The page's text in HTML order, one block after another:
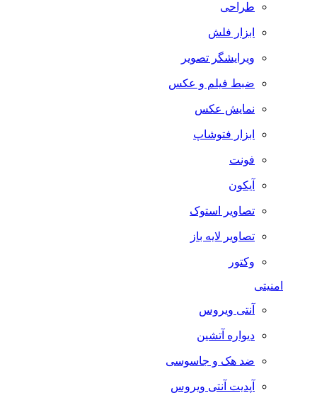
طراحی
ابزار فلش
ویرایشگر تصویر
ضبط فيلم و عكس
نمایش عکس
ابزار فتوشاپ
فونت
آیکون
تصاویر استوک
تصاویر لایه باز
وکتور
آنتی ویروس
دیواره آتشین
ضد هک و جاسوسی
آپدیت آنتی ویروس